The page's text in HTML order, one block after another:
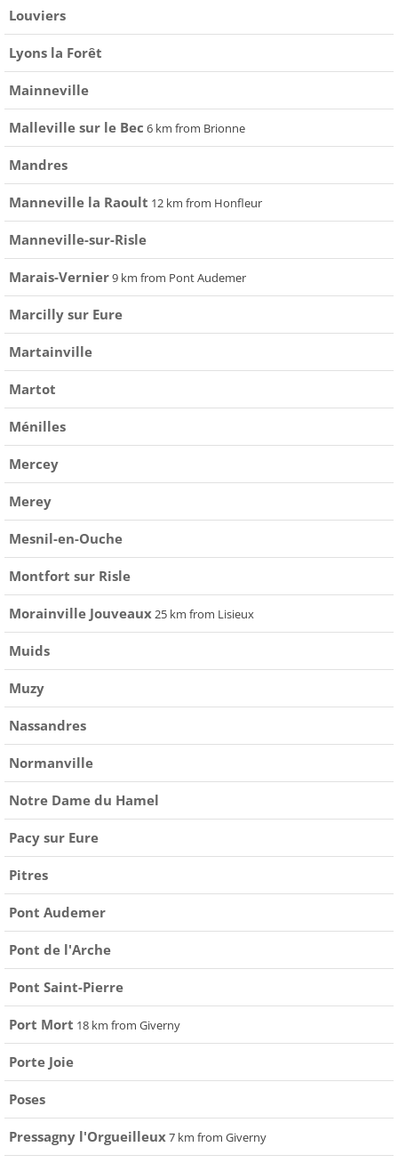
Louviers
Lyons la Forêt
Mainneville
Malleville sur le Bec 6 km from Brionne
Mandres
Manneville la Raoult 12 km from Honfleur
Manneville-sur-Risle
Marais-Vernier9 km from Pont Audemer
Marcilly sur Eure
Martainville
Martot
Ménilles
Mercey
Merey
Mesnil-en-Ouche
Montfort sur Risle
Morainville Jouveaux25 km from Lisieux
Muids
Muzy
Nassandres
Normanville
Notre Dame du Hamel
Pacy sur Eure
Pitres
Pont Audemer
Pont de l'Arche
Pont Saint-Pierre
Port Mort 18 km from Giverny
Porte Joie
Poses
Pressagny l'Orgueilleux7 km from Giverny